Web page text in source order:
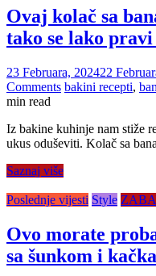
Ovaj kolač sa
tako se lako
23 Februara, 202422
Comments bakini recepti,
min read
Iz bakine kuhinje nam stiže
ukus oduševiti. Kolač sa
Saznaj više
Poslednje vijesti Style
Ovo morate
sa šunkom i